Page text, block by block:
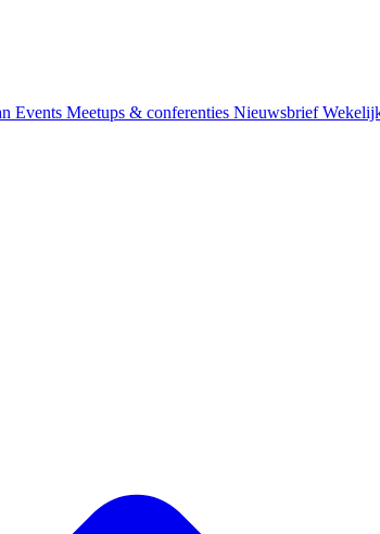
Events Meetups & conferenties Nieuwsbrief